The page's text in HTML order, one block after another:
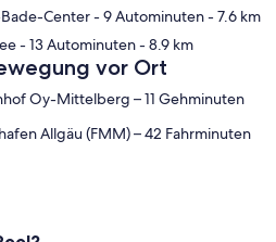
Center- 9 Autominuten- 7.6 km
- 13 Autominuten- 8.9 km
vor Ort
Oy-Mittelberg – 11 Gehminuten
Allgäu (FMM) – 42 Fahrminuten